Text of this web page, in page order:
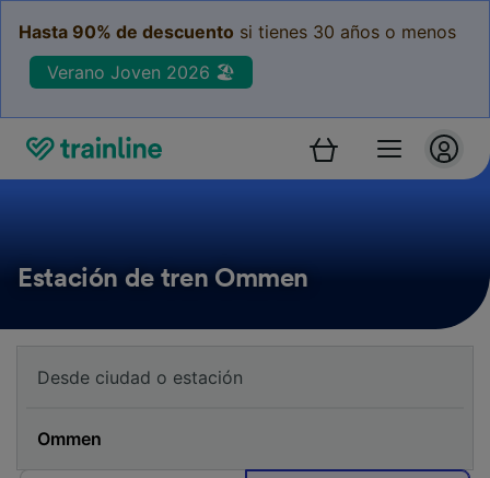
Hasta 90% de descuento si tienes 30 años o menos
Verano Joven 2026 🏖️
Estación de tren Ommen